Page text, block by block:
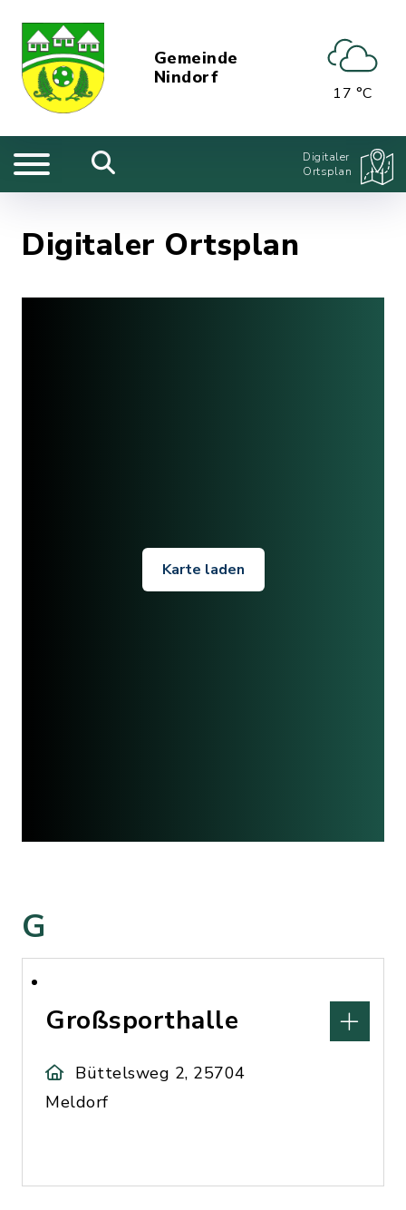
Gemeinde
Nindorf
17 °C
Digitaler
Ortsplan
Digitaler Ortsplan
Karte laden
G
Großsporthalle
Büttelsweg 2, 25704
Meldorf